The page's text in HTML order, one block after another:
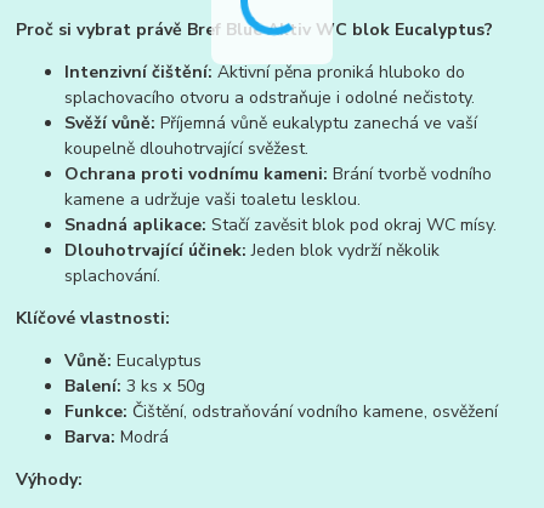
Proč si vybrat právě Bref Blue Aktiv WC blok Eucalyptus?
Intenzivní čištění: Aktivní pěna proniká hluboko do
splachovacího otvoru a odstraňuje i odolné nečistoty.
Svěží vůně: Příjemná vůně eukalyptu zanechá ve vaší
koupelně dlouhotrvající svěžest.
Ochrana proti vodnímu kameni: Brání tvorbě vodního
kamene a udržuje vaši toaletu lesklou.
Snadná aplikace: Stačí zavěsit blok pod okraj WC mísy.
Dlouhotrvající účinek: Jeden blok vydrží několik
splachování.
Klíčové vlastnosti:
Vůně: Eucalyptus
Balení: 3 ks x 50g
Funkce: Čištění, odstraňování vodního kamene, osvěžení
Barva: Modrá
Výhody: